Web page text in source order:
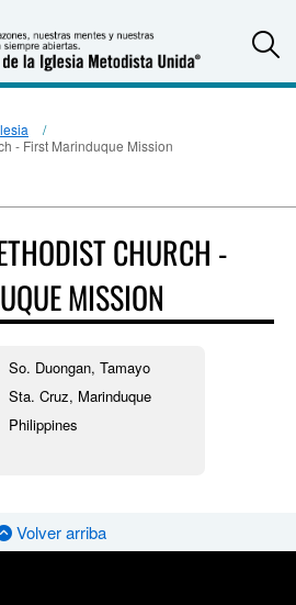
- First Marinduque Mission
CHURCH -
MISSION
So. Duongan, Tamayo
Sta. Cruz, Marinduque
Philippines
Volver arriba